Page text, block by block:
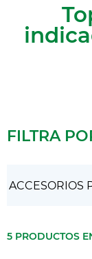
FILTRA
5 PRODUCTOS